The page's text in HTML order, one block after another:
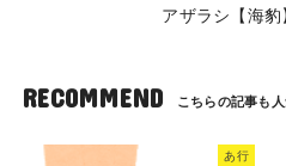
アザラシ【海
RECOMMEND
あ行